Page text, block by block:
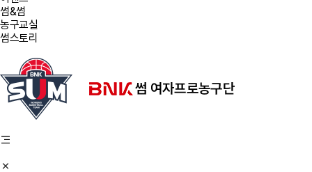
썸&썸
농구교실
썸스토리